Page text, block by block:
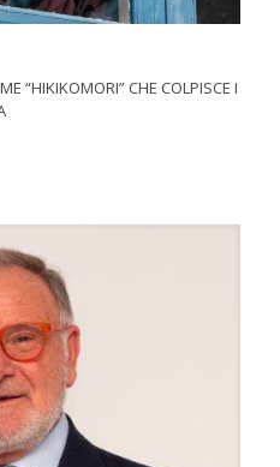
“HIKIKOMORI” CHE COLPISCE I